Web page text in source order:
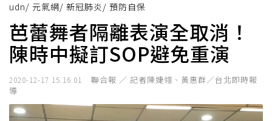
udn/ 元氣網/ 新冠肺炎 / 預防自保
芭蕾舞者隔離表演全取消！
陳時中擬訂SOP避免重演
2020-12-17 15:16:01
聯合報 ／ 記者陳婕翎、黃惠群／台北即時報
導